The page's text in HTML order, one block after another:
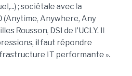
; sociétale avec la
(Anytime, Anywhere, Any
Rousson, DSI de l'UCLY. Il
il faut répondre
IT performante ».